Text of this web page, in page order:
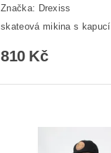
Značka: Drexiss
skateová mikina s kapucí
810 Kč